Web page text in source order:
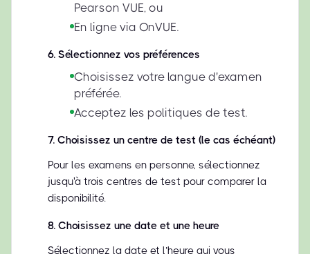
Pearson VUE, ou
En ligne via OnVUE.
6. Sélectionnez vos préférences
Choisissez votre langue d'examen
préférée.
Acceptez les politiques de test.
7. Choisissez un centre de test (le cas échéant)
Pour les examens en personne, sélectionnez
jusqu'à trois centres de test pour comparer la
disponibilité.
8. Choisissez une date et une heure
Sélectionnez la date et l’heure qui vous